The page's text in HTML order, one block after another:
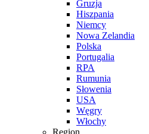
Gruzja
Hiszpania
Niemcy
Nowa Zelandia
Polska
Portugalia
RPA
Rumunia
Słowenia
USA
Węgry
Włochy
Region